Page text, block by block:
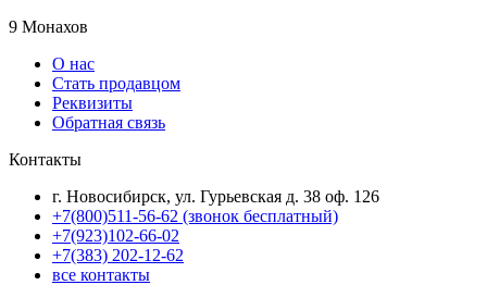
9 Монахов
О нас
Стать продавцом
Реквизиты
Обратная связь
Контакты
г. Новосибирск, ул. Гурьевская д. 38 оф. 126
+7(800)511-56-62 (звонок бесплатный)
+7(923)102-66-02
+7(383) 202-12-62
все контакты